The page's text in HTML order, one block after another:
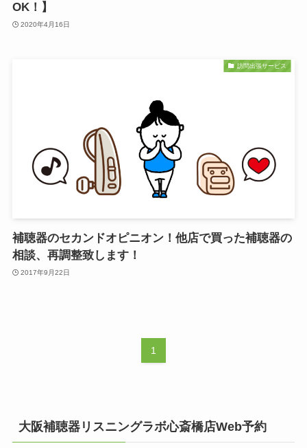
OK！】
2020年4月16日
訪問出張サービス
補聴器のセカンドオピニオン！他店で買った補聴器の
相談、再調整致します！
2017年9月22日
1
大阪補聴器リスニングラボ心斎橋店Web予約